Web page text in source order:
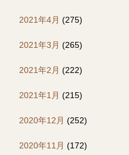
2021年4月 (275)
2021年3月 (265)
2021年2月 (222)
2021年1月 (215)
2020年12月 (252)
2020年11月 (172)